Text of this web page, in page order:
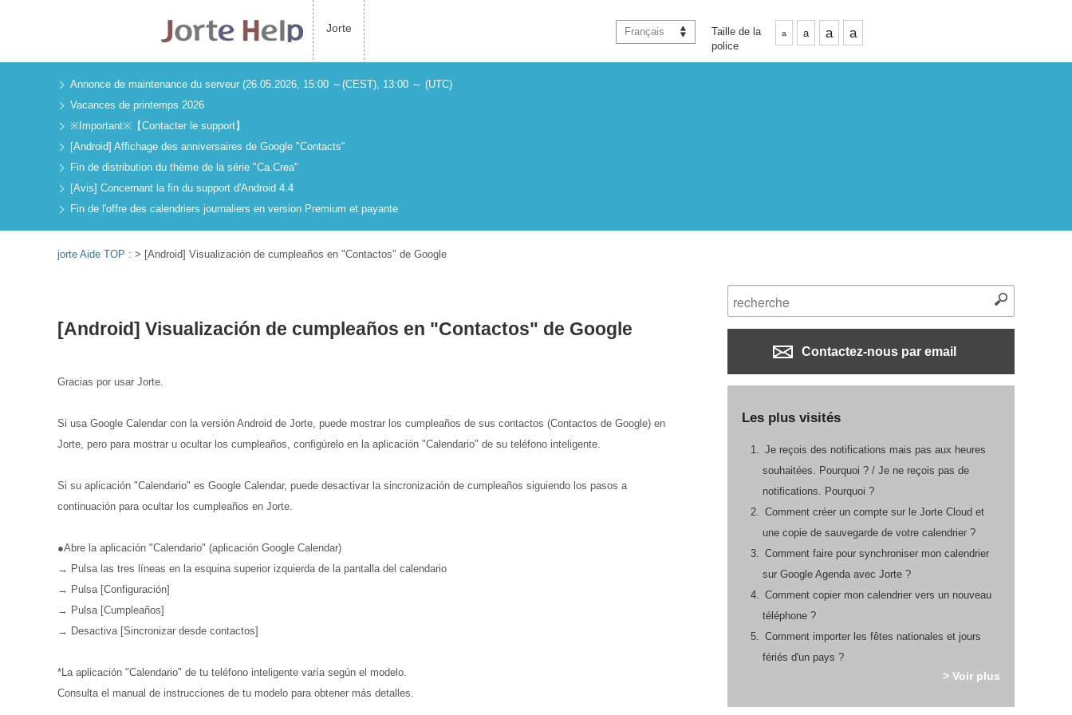
Jorte Français
Taille de la
police
a a a a
Annonce de maintenance du serveur (26.05.2026, 15:00 ～(CEST), 13:00 ～ (UTC)
Vacances de printemps 2026
※Important※【Contacter le support】
[Android] Affichage des anniversaires de Google "Contacts"
Fin de distribution du thème de la série "Ca.Crea"
[Avis] Concernant la fin du support d'Android 4.4
Fin de l'offre des calendriers journaliers en version Premium et payante
jorte Aide TOP : > [Android] Visualización de cumpleaños en "Contactos" de Google
[Android] Visualización de cumpleaños en "Contactos" de Google
Gracias por usar Jorte.
Si usa Google Calendar con la versión Android de Jorte, puede mostrar los cumpleaños de sus contactos (Contactos de Google) en
Jorte, pero para mostrar u ocultar los cumpleaños, configúrelo en la aplicación "Calendario" de su teléfono inteligente.
Si su aplicación "Calendario" es Google Calendar, puede desactivar la sincronización de cumpleaños siguiendo los pasos a
continuación para ocultar los cumpleaños en Jorte.
●Abre la aplicación "Calendario" (aplicación Google Calendar)
→ Pulsa las tres líneas en la esquina superior izquierda de la pantalla del calendario
→ Pulsa [Configuración]
→ Pulsa [Cumpleaños]
→ Desactiva [Sincronizar desde contactos]
*La aplicación "Calendario" de tu teléfono inteligente varía según el modelo.
Consulta el manual de instrucciones de tu modelo para obtener más detalles.
Contactez-nous par email
Les plus visités
Je reçois des notifications mais pas aux heures
souhaitées. Pourquoi ? / Je ne reçois pas de
notifications. Pourquoi ?
Comment créer un compte sur le Jorte Cloud et
une copie de sauvegarde de votre calendrier ?
Comment faire pour synchroniser mon calendrier
sur Google Agenda avec Jorte ?
Comment copier mon calendrier vers un nouveau
téléphone ?
Comment importer les fêtes nationales et jours
fériés d'un pays ?
> Voir plus